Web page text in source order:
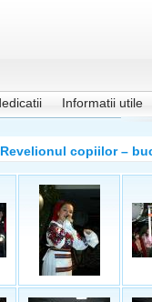
Informatii utile
copiilor –